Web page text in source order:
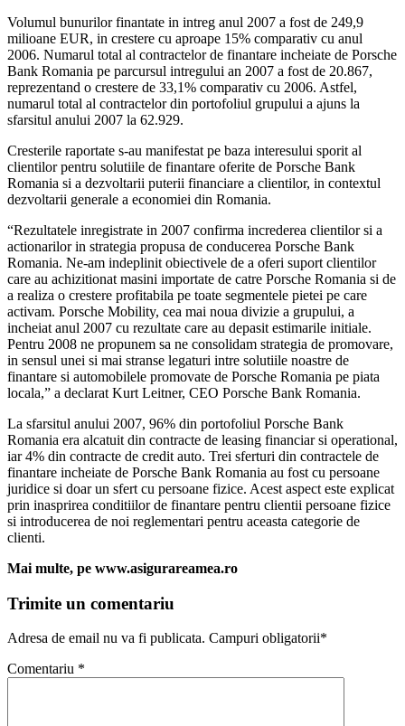
Volumul bunurilor finantate in intreg anul 2007 a fost de 249,9
milioane EUR, in crestere cu aproape 15% comparativ cu anul
2006. Numarul total al contractelor de finantare incheiate de Porsche
Bank Romania pe parcursul intregului an 2007 a fost de 20.867,
reprezentand o crestere de 33,1% comparativ cu 2006. Astfel,
numarul total al contractelor din portofoliul grupului a ajuns la
sfarsitul anului 2007 la 62.929.
Cresterile raportate s-au manifestat pe baza interesului sporit al
clientilor pentru solutiile de finantare oferite de Porsche Bank
Romania si a dezvoltarii puterii financiare a clientilor, in contextul
dezvoltarii generale a economiei din Romania.
“Rezultatele inregistrate in 2007 confirma increderea clientilor si a
actionarilor in strategia propusa de conducerea Porsche Bank
Romania. Ne-am indeplinit obiectivele de a oferi suport clientilor
care au achizitionat masini importate de catre Porsche Romania si de
a realiza o crestere profitabila pe toate segmentele pietei pe care
activam. Porsche Mobility, cea mai noua divizie a grupului, a
incheiat anul 2007 cu rezultate care au depasit estimarile initiale.
Pentru 2008 ne propunem sa ne consolidam strategia de promovare,
in sensul unei si mai stranse legaturi intre solutiile noastre de
finantare si automobilele promovate de Porsche Romania pe piata
locala,” a declarat Kurt Leitner, CEO Porsche Bank Romania.
La sfarsitul anului 2007, 96% din portofoliul Porsche Bank
Romania era alcatuit din contracte de leasing financiar si operational,
iar 4% din contracte de credit auto. Trei sferturi din contractele de
finantare incheiate de Porsche Bank Romania au fost cu persoane
juridice si doar un sfert cu persoane fizice. Acest aspect este explicat
prin inasprirea conditiilor de finantare pentru clientii persoane fizice
si introducerea de noi reglementari pentru aceasta categorie de
clienti.
Mai multe, pe www.asigurareamea.ro
Trimite un comentariu
Adresa de email nu va fi publicata. Campuri obligatorii*
Comentariu *